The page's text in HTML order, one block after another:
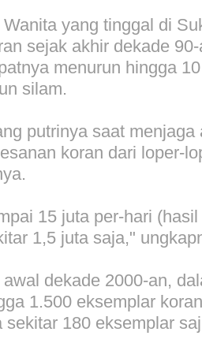
yang tinggal di
sejak akhir dekade
menurun hingga
silam.
putrinya saat menjaga
koran dari loper-
15 juta per-hari
1,5 juta saja,"
dekade 2000-an,
1.500 eksemplar
sekitar 180 eksemplar